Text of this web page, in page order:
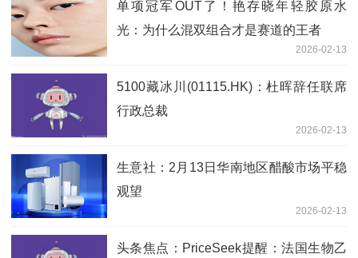
单项冠军OUT了！艳存晓年轻胶原水
光：为什么混双组合才是赛道的王者
2026-02-13
5100藏冰川(01115.HK)：杜晖辞任联席
行政总裁
2026-02-13
生意社：2月13日华南地区醋酸市场平稳
观望
2026-02-13
头条焦点：PriceSeek提醒：法国生物乙